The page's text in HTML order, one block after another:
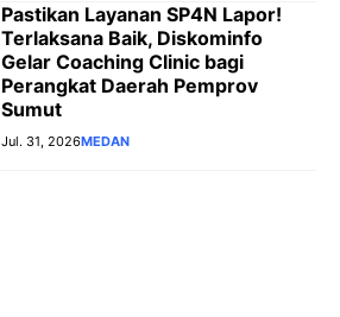
Pastikan Layanan SP4N Lapor!
Terlaksana Baik, Diskominfo
Gelar Coaching Clinic bagi
Perangkat Daerah Pemprov
Sumut
Jul. 31, 2026MEDAN